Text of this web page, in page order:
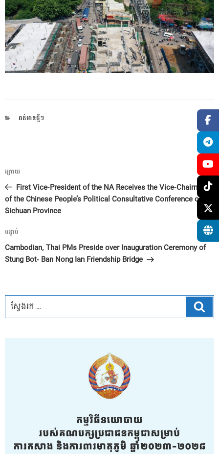
CATEGORIES
ពត៌មានថ្មីៗ
ការ​
នាំទិស​
ប្រកាស
អត្ថបទ
មុន
ក្រោយ
First Vice-President of the NA Receives the Vice-Chairman
of the Chinese People’s Political Consultative Conference of
Sichuan Province
អត្ថបទ
បន្ទាប់
បន្ទាប់
Cambodian, Thai PMs Preside over Inauguration Ceremony of
Stung Bot- Ban Nong Ian Friendship Bridge